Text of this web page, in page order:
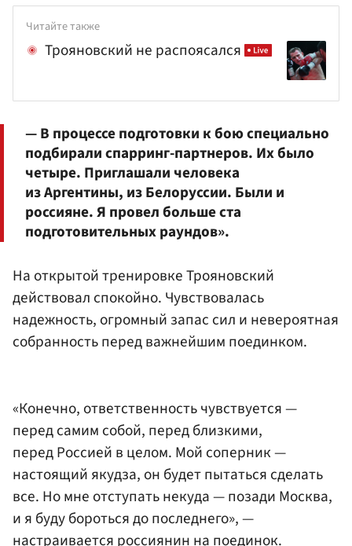
Читайте также
Трояновский не распоясался
— В процессе подготовки к бою специально
подбирали спарринг-партнеров. Их было
четыре. Приглашали человека
из Аргентины, из Белоруссии. Были и
россияне. Я провел больше ста
подготовительных раундов».
На открытой тренировке Трояновский
действовал спокойно. Чувствовалась
надежность, огромный запас сил и невероятная
собранность перед важнейшим поединком.
«Конечно, ответственность чувствуется —
перед самим собой, перед близкими,
перед Россией в целом. Мой соперник —
настоящий якудза, он будет пытаться сделать
все. Но мне отступать некуда — позади Москва,
и я буду бороться до последнего», —
настраивается россиянин на поединок.